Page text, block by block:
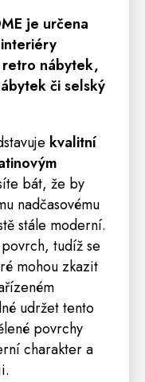
je určena
retro nábytek,
či selský
kvalitní
bát, že by
nadčasovému
stále moderní.
tudíž se
mohou zkazit
udržet tento
povrchy
charakter a